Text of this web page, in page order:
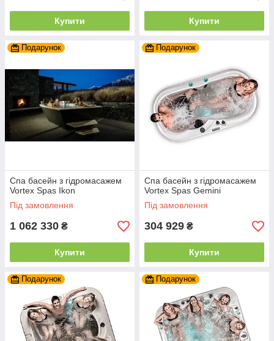
Купити Купити
Подарунок
Спа басейн з гідромасажем
Vortex Spas Ikon
Під замовлення
1 062 330 ₴
Купити
Подарунок
Спа басейн з гідромасажем
Vortex Spas Gemini
Під замовлення
304 929 ₴
Купити
Подарунок Подарунок